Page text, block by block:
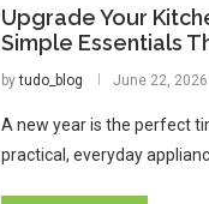
Upgrade Your
Simple Essentials
bytudo_blog June 22, 2026
A new year is the perfect
practical, everyday